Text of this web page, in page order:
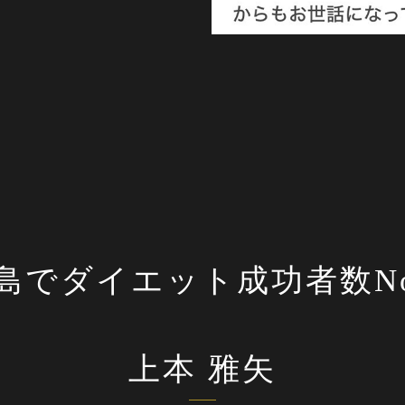
でダイエット成功者数
上本 雅矢